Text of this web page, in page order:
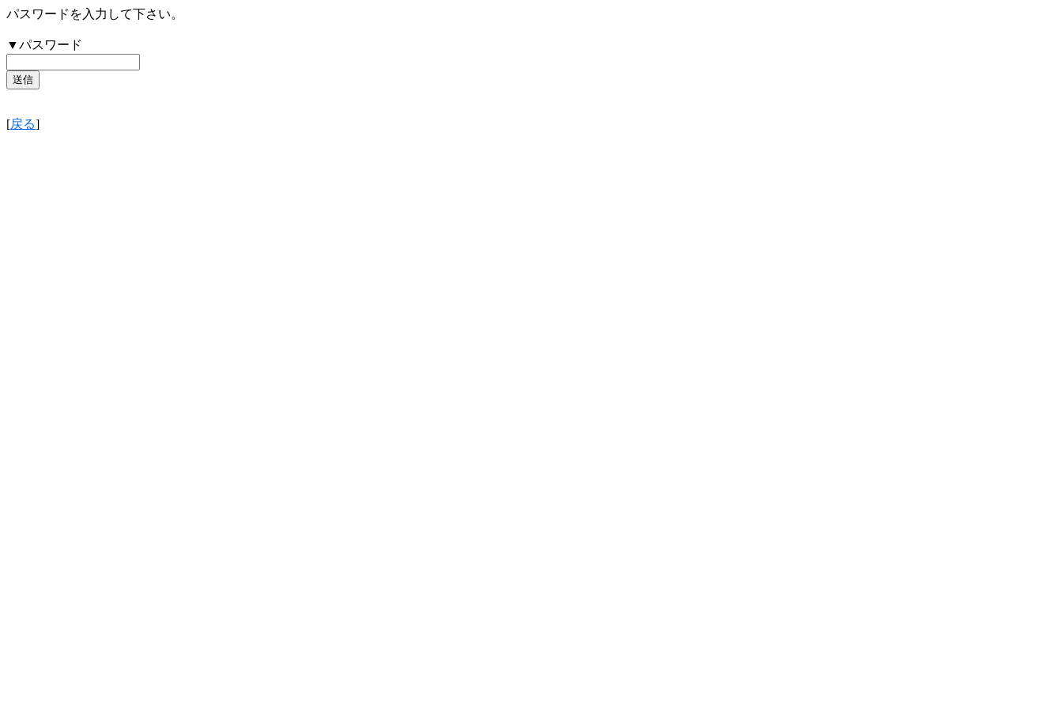
パスワードを入力して下さい。
▼パスワード
[戻る]